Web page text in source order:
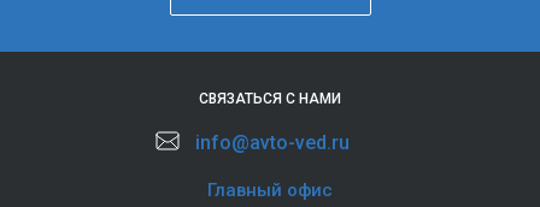
СВЯЗАТЬСЯ С НАМИ
info@avto-ved.ru
Главный офис